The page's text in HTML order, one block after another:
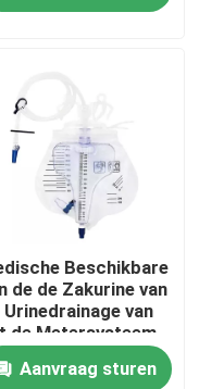
Beschikbare
de de Zakurine van
Urinedrainage van
de Metersysteem
Externe de
Aanvraag sturen